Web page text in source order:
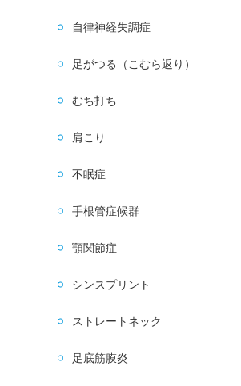
自律神経失調症
足がつる（こむら返り）
むち打ち
肩こり
不眠症
手根管症候群
顎関節症
シンスプリント
ストレートネック
足底筋膜炎